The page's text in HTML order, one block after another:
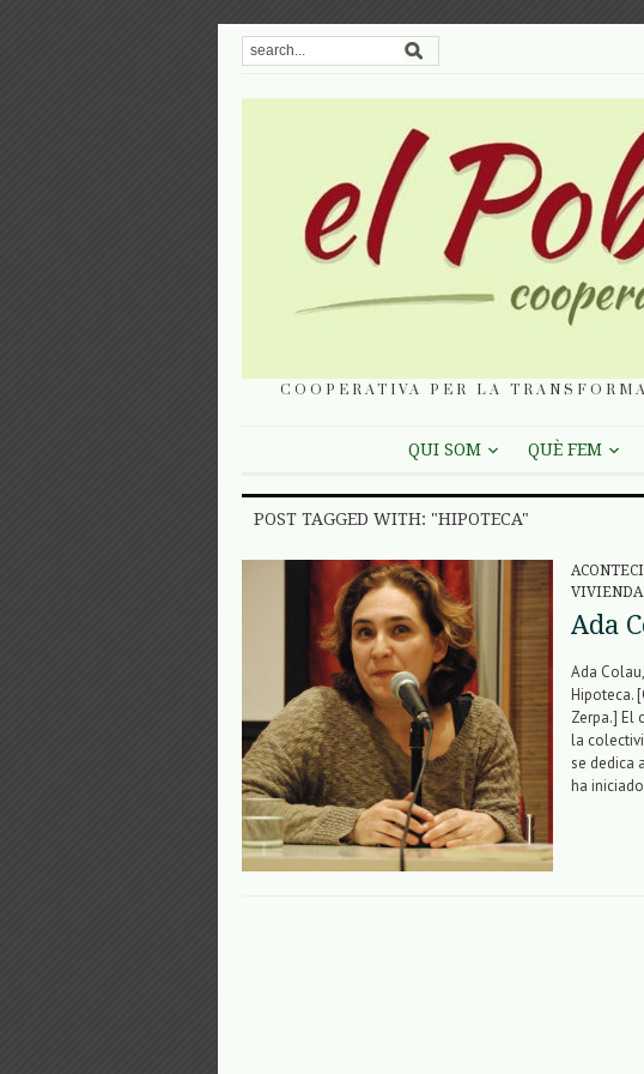
COOPERATIVA PER LA
QUI SOM QUÈ FEM
POST TAGGED WITH: "HIPOTECA"
VIVIENDA
Ada
Ada
Hipoteca.
Zerpa.] El
la
se dedica
ha